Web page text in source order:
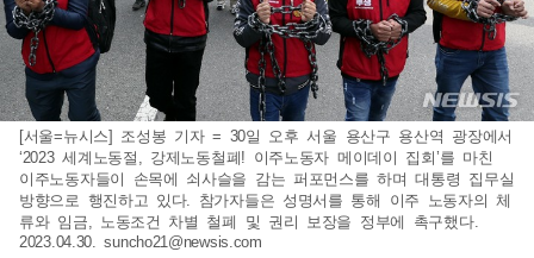
[서울=뉴시스] 조성봉 기자 = 30일 오후 서울 용산구 용산역 광장에서
‘2023 세계노동절, 강제노동철폐! 이주노동자 메이데이 집회’를 마친
이주노동자들이 손목에 쇠사슬을 감는 퍼포먼스를 하며 대통령 집무실
방향으로 행진하고 있다. 참가자들은 성명서를 통해 이주 노동자의 체
류와 임금, 노동조건 차별 철폐 및 권리 보장을 정부에 촉구했다.
2023.04.30.suncho21@newsis.com